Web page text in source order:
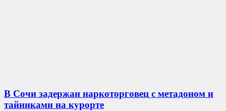
В Сочи задержан наркоторговец с метадоном и
тайниками на курорте